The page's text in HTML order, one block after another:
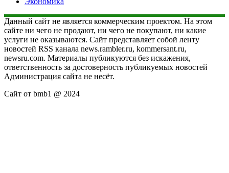
Данный сайт не является коммерческим проектом. На этом
сайте ни чего не продают, ни чего не покупают, ни какие
услуги не оказываются. Сайт представляет собой ленту
новостей RSS канала news.rambler.ru, kommersant.ru,
newsru.com. Материалы публикуются без искажения,
ответственность за достоверность публикуемых новостей
Администрация сайта не несёт.
Сайт от bmb1 @ 2024